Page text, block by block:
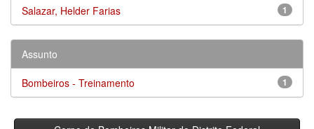
1
Salazar, Helder Farias
Assunto
1
Bombeiros - Treinamento